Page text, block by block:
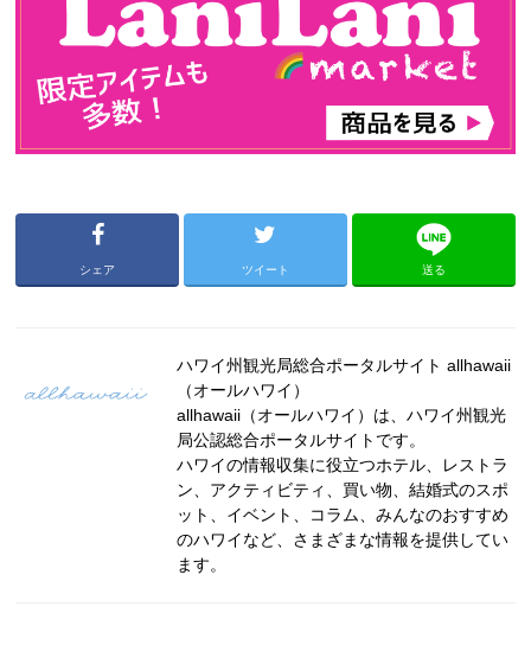
シェア ツイート 送る
ハワイ州観光局総合ポータルサイト allhawaii
（オールハワイ）
allhawaii（オールハワイ）は、ハワイ州観光
局公認総合ポータルサイトです。
ハワイの情報収集に役立つホテル、レストラ
ン、アクティビティ、買い物、結婚式のスポ
ット、イベント、コラム、みんなのおすすめ
のハワイなど、さまざまな情報を提供してい
ます。